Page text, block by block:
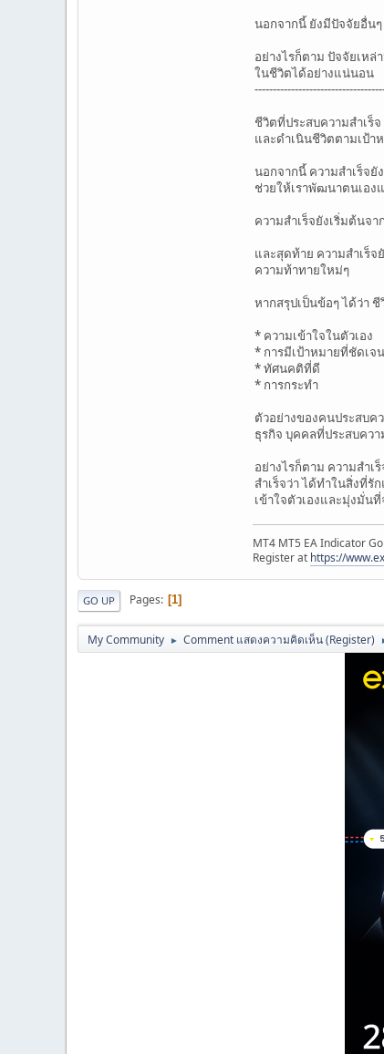
นอกจากนี้ ยังมีปัจจัยอื่น
อย่างไรก็ตาม ปัจจัยเหล่
ในชีวิตได้อย่างแน่นอน
ชีวิตที่ประสบความสำเร็
และดำเนินชีวิตตามเป้า
นอกจากนี้ ความสำเร็จยั
ช่วยให้เราพัฒนาตนเอง
ความสำเร็จยังเริ่มต้นจ
และสุดท้าย ความสำเร็จ
ความท้าทายใหม่ๆ
หากสรุปเป็นข้อๆ ได้ว่า
* ความเข้าใจในตัวเอง
* การมีเป้าหมายที่ชัดเจ
* ทัศนคติที่ดี
* การกระทำ
ตัวอย่างของคนประสบค
ธุรกิจ บุคคลที่ประสบคว
อย่างไรก็ตาม ความสำ
สำเร็จว่า ได้ทำในสิ่งที่รั
เข้าใจตัวเองและมุ่งมั่น
MT4 MT5 EA Indicator
Register at https://
GO UP Pages 1
My Community ► Comment แสดงความคิดเห็น (Register)